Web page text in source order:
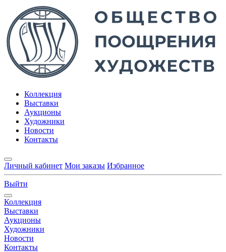
Коллекция
Выставки
Аукционы
Художники
Новости
Контакты
Личный кабинет Мои заказы Избранное
Выйти
Коллекция
Выставки
Аукционы
Художники
Новости
Контакты